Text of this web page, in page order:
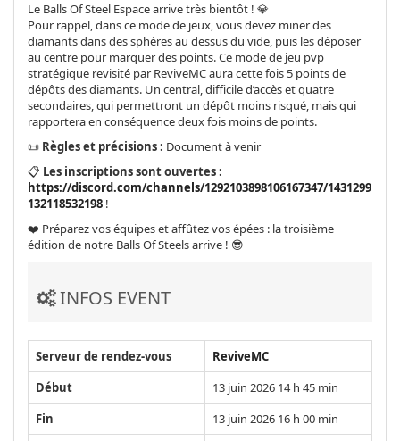
Le Balls Of Steel Espace arrive très bientôt ! 💎
Pour rappel, dans ce mode de jeux, vous devez miner des
diamants dans des sphères au dessus du vide, puis les déposer
au centre pour marquer des points. Ce mode de jeu pvp
stratégique revisité par ReviveMC aura cette fois 5 points de
dépôts des diamants. Un central, difficile d’accès et quatre
secondaires, qui permettront un dépôt moins risqué, mais qui
rapportera en conséquence deux fois moins de points.
📜 Règles et précisions : Document à venir
📋 Les inscriptions sont ouvertes :
https://discord.com/channels/1292103898106167347/1431299
132118532198 !
❤️ Préparez vos équipes et affûtez vos épées : la troisième
édition de notre Balls Of Steels arrive ! 😎
INFOS EVENT
Serveur de rendez-vous
ReviveMC
Début
13 juin 2026 14 h 45 min
Fin
13 juin 2026 16 h 00 min